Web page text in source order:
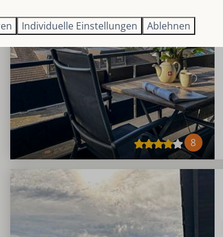
8
Individuelle Einstellungen Ablehnen